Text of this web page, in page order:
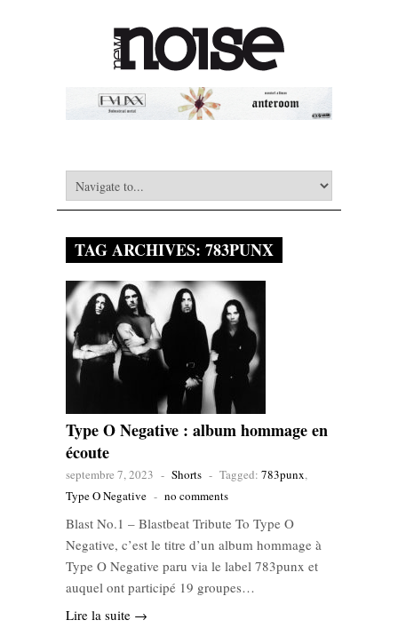
TAG ARCHIVES: 783PUNX
Type O Negative : album hommage en
écoute
septembre 7, 2023 - Shorts - Tagged: 783punx,
Type O Negative - no comments
Blast No​.​1​ – Blastbeat Tribute To Type O
Negative, c’est le titre d’un album hommage à
Type O Negative paru via le label 783punx et
auquel ont participé 19 groupes…
Lire la suite →